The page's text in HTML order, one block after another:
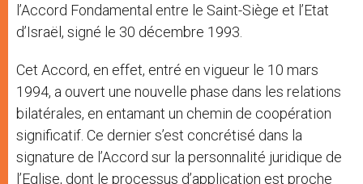
l’Accord Fondamental entre le Saint-Siège et l’Etat
d’Israël, signé le 30 décembre 1993.
Cet Accord, en effet, entré en vigueur le 10 mars
1994, a ouvert une nouvelle phase dans les relations
bilatérales, en entamant un chemin de coopération
significatif. Ce dernier s’est concrétisé dans la
signature de l’Accord sur la personnalité juridique de
l’Eglise, dont le processus d’application est proche